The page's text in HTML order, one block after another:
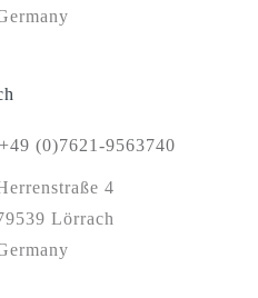
+49 (0)7621-9563740
4
Lörrach